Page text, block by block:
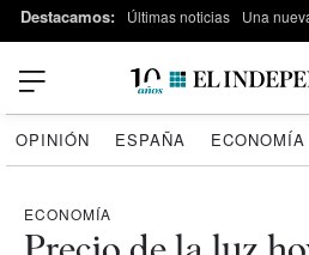
Destacamos: Últimas noticias Una
OPINIÓN ESPAÑA ECONOMÍA
ECONOMÍA